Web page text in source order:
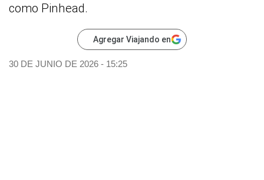
como Pinhead.
Agregar Viajando en
30 DE JUNIO DE 2026 - 15:25